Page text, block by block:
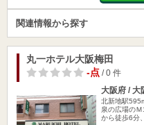
関連情報から探す
丸一ホテル大阪梅田
-点 / 0 件
大阪府 / 大
北新地駅
泉の広場の
から徒歩6分